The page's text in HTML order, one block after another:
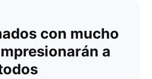
con mucho
a